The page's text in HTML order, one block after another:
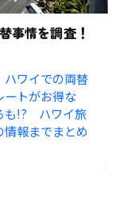
事情を調査！
ハワイでの両替
トがお得な
も!? ハワイ旅
報までまとめ